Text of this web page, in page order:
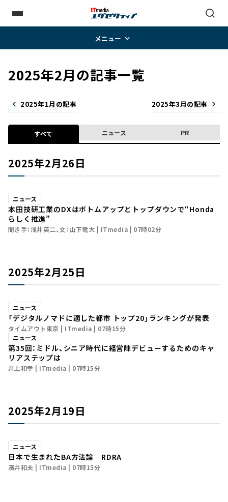
メニュー
2025年2月の記事一覧
2025年1月の記事 2025年3月の記事
すべて ニュース PR
2025年2月26日
ニュース
本田技研工業のDXはボトムアップとトップダウンで“Honda
らしく推進”
聞き手：浅井英二、文：山下竜大 ITmedia 07時02分
2025年2月25日
ニュース
「デジタルノマドに適した都市 トップ20」ランキングが発表
タイムアウト東京 ITmedia
07時15分
ニュース
第35回：ミドル、シニア時代に経営陣デビューするためのキャ
リアステップは
井上和幸 ITmedia 07時15分
2025年2月19日
ニュース
日本で生まれたBA方法論 RDRA
濱井和夫 ITmedia 07時15分